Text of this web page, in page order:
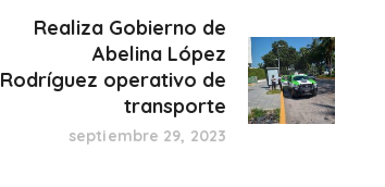
Realiza Gobierno de
Abelina López
Rodríguez operativo de
transporte
septiembre 29, 2023